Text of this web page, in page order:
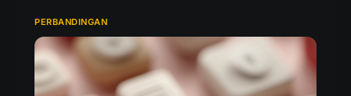
PERBANDINGAN